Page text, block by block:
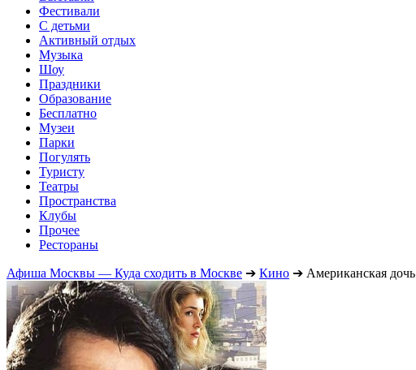
Фестивали
С детьми
Активный отдых
Музыка
Шоу
Праздники
Образование
Бесплатно
Музеи
Парки
Погулять
Туристу
Театры
Пространства
Клубы
Прочее
Рестораны
Афиша Москвы — Куда сходить в Москве ➔ Кино ➔ Американская дочь